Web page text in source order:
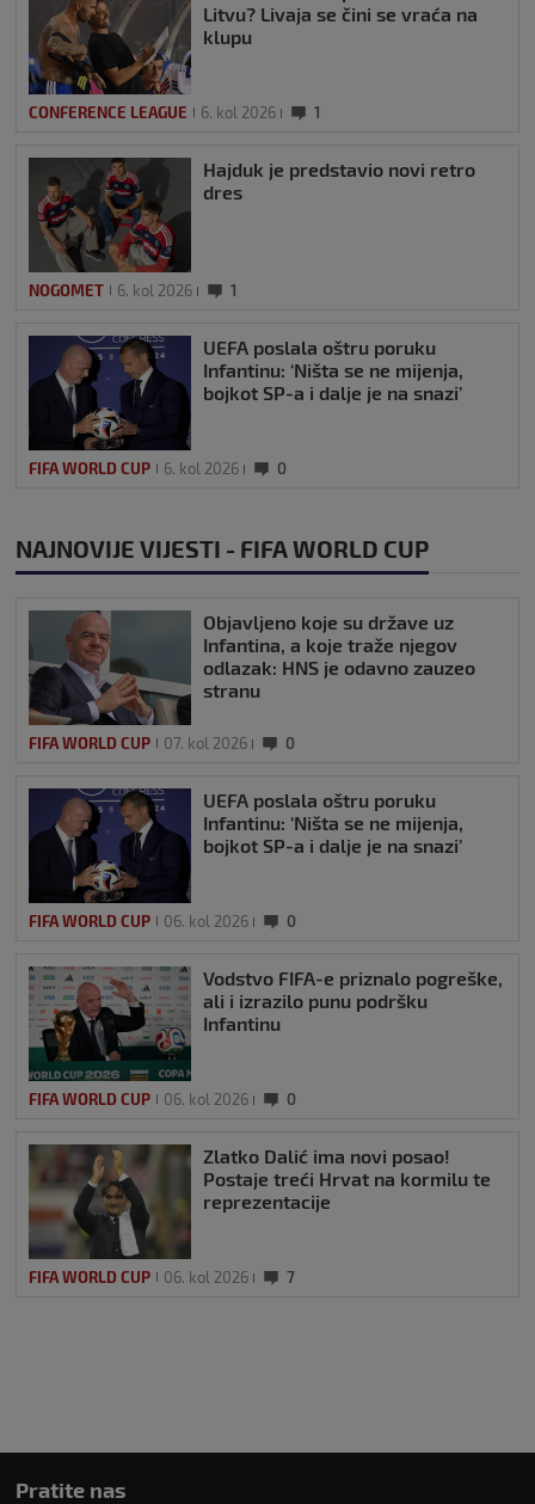
Litvu? Livaja se čini se vraća na
klupu
CONFERENCE LEAGUE 6. kol 2026 1
Hajduk je predstavio novi retro
dres
NOGOMET 6. kol 2026 1
UEFA poslala oštru poruku
Infantinu: ‘Ništa se ne mijenja,
bojkot SP-a i dalje je na snazi’
FIFA WORLD CUP 6. kol 2026 0
NAJNOVIJE VIJESTI - FIFA WORLD CUP
Objavljeno koje su države uz
Infantina, a koje traže njegov
odlazak: HNS je odavno zauzeo
stranu
FIFA WORLD CUP 07. kol 2026 0
UEFA poslala oštru poruku
Infantinu: ‘Ništa se ne mijenja,
bojkot SP-a i dalje je na snazi’
FIFA WORLD CUP 06. kol 2026 0
Vodstvo FIFA-e priznalo pogreške,
ali i izrazilo punu podršku
Infantinu
FIFA WORLD CUP 06. kol 2026 0
Zlatko Dalić ima novi posao!
Postaje treći Hrvat na kormilu te
reprezentacije
FIFA WORLD CUP 06. kol 2026 7
Pratite nas